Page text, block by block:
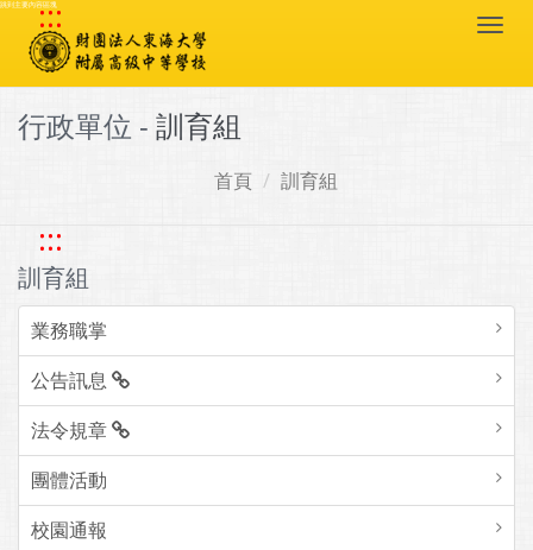
跳到主要內容區塊
:::
行政單位 - 訓育組
首頁 訓育組
:::
訓育組
業務職掌
公告訊息
法令規章
團體活動
校園通報